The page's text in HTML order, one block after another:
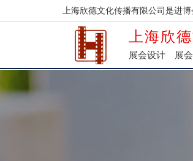
上海欣德文化传播有限公司是进
上海欣
展会设计 展